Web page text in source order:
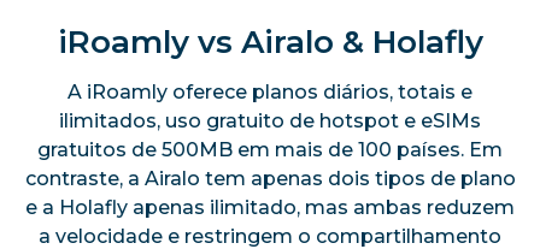
iRoamly vs Airalo & Holafly
A iRoamly oferece planos diários, totais e
ilimitados, uso gratuito de hotspot e eSIMs
gratuitos de 500MB em mais de 100 países. Em
contraste, a Airalo tem apenas dois tipos de plano
e a Holafly apenas ilimitado, mas ambas reduzem
a velocidade e restringem o compartilhamento